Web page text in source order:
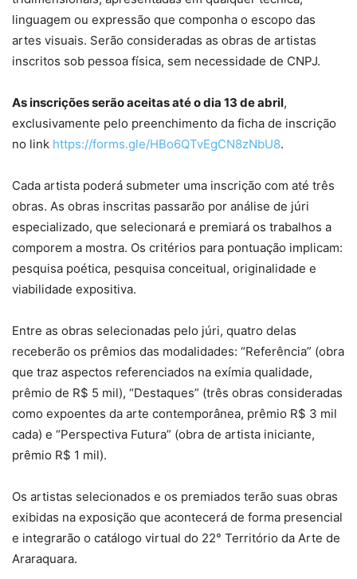
linguagem ou expressão que componha o escopo das
artes visuais. Serão consideradas as obras de artistas
inscritos sob pessoa física, sem necessidade de CNPJ.
As inscrições serão aceitas até o dia 13 de abril,
exclusivamente pelo preenchimento da ficha de inscrição
no link https://forms.gle/HBo6QTvEgCN8zNbU8.
Cada artista poderá submeter uma inscrição com até três
obras. As obras inscritas passarão por análise de júri
especializado, que selecionará e premiará os trabalhos a
comporem a mostra. Os critérios para pontuação implicam:
pesquisa poética, pesquisa conceitual, originalidade e
viabilidade expositiva.
Entre as obras selecionadas pelo júri, quatro delas
receberão os prêmios das modalidades: “Referência” (obra
que traz aspectos referenciados na exímia qualidade,
prêmio de R$ 5 mil), “Destaques” (três obras consideradas
como expoentes da arte contemporânea, prêmio R$ 3 mil
cada) e “Perspectiva Futura” (obra de artista iniciante,
prêmio R$ 1 mil).
Os artistas selecionados e os premiados terão suas obras
exibidas na exposição que acontecerá de forma presencial
e integrarão o catálogo virtual do 22° Território da Arte de
Araraquara.